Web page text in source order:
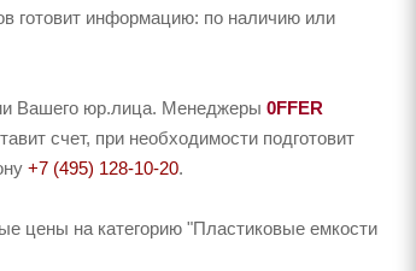
готовит информацию: по наличию или
Вашего юр.лица. Менеджеры 0FFER
счет, при необходимости подготовит
+7 (495) 128-10-20.
цены на категорию "Пластиковые емкости